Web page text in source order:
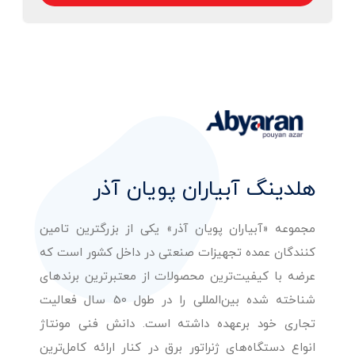
هلدینگ آبیاران پویان آذر
مجموعه «آبیاران پویان آذر» یکی از بزرگترین تامین
کنندگان عمده تجهیزات صنعتی در داخل کشور است که
عرضه با کیفیت‌ترین محصولات از معتبرترین برندهای
شناخته شده بین‌المللی را در طول 50 سال فعالیت
تجاری خود برعهده داشته است. دانش فنی مونتاژ
انواع دستگاه‌های ژنراتور برق در کنار ارائه کامل‌ترین